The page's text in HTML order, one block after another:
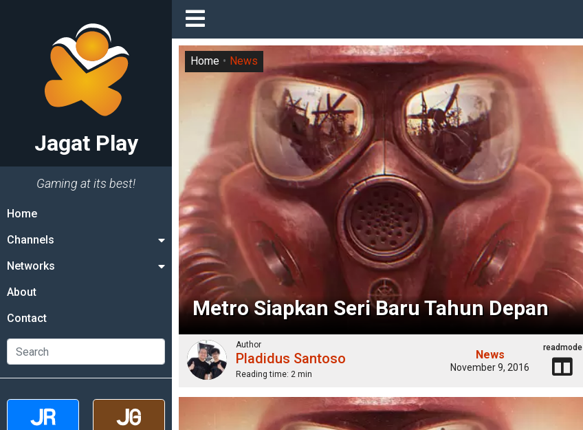
Jagat Play
Gaming at its best!
Home
Channels
Networks
About
Contact
Metro Siapkan Seri Baru Tahun Depan
Home News
Author
Pladidus Santoso
Reading time: 2 min
News
November 9, 2016
readmode